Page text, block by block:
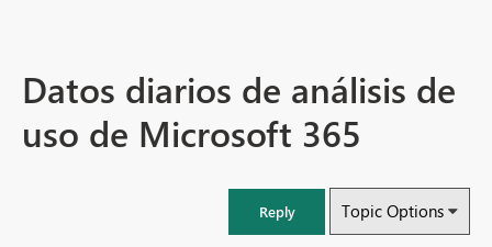
Datos diarios de análisis de
uso de Microsoft 365
Reply Topic Options